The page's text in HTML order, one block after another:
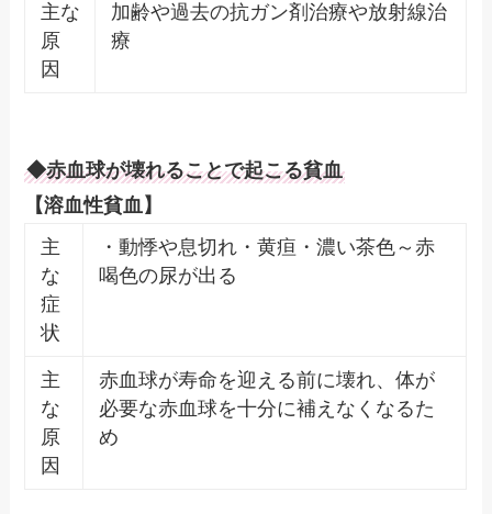
主な
原
因
加齢や過去の抗ガン剤治療や放射線治
療
◆赤血球が壊れることで起こる貧血
【溶血性貧血】
主
な
症
状
・動悸や息切れ・黄疸・濃い茶色～赤
喝色の尿が出る
主
な
原
因
赤血球が寿命を迎える前に壊れ、体が
必要な赤血球を十分に補えなくなるた
め